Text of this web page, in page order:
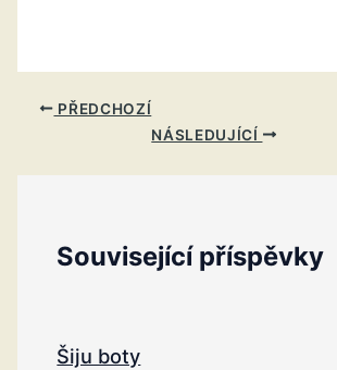
PŘEDCHOZÍ
NÁSLEDUJÍCÍ
Související příspěvky
Šiju boty